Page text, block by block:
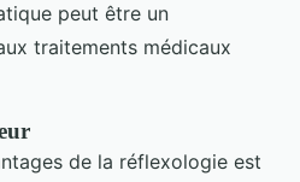
peut être un
traitements médicaux
de la réflexologie est